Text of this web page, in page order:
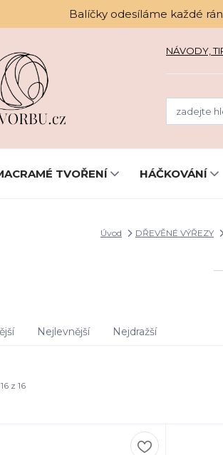
Balíčky odesíláme každé
NÁVODY,
TVOŘENÍ HÁČKOVÁNÍ
Úvod DŘEVĚNÉ VÝŘEZY
Nejlevnější Nejdražší
z 16